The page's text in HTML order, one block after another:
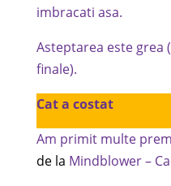
imbracati asa.
Asteptarea este grea
finale).
Cat a costat
Am primit multe
de la Mindblower –